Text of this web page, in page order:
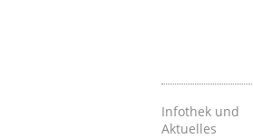
Infothek und
Aktuelles